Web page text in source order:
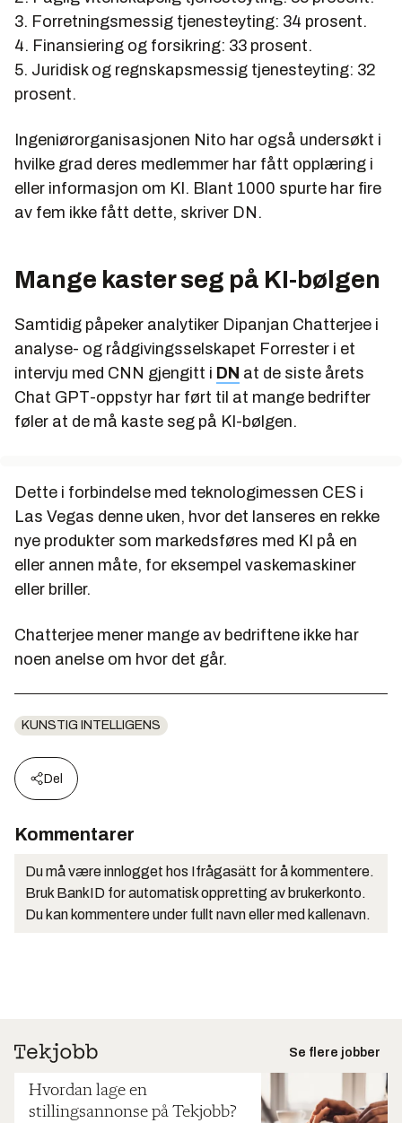
3. Forretningsmessig tjenesteyting: 34 prosent.
4. Finansiering og forsikring: 33 prosent.
5. Juridisk og regnskapsmessig tjenesteyting: 32
prosent.
Ingeniørorganisasjonen Nito har også undersøkt i
hvilke grad deres medlemmer har fått opplæring i
eller informasjon om KI. Blant 1000 spurte har fire
av fem ikke fått dette, skriver DN.
Mange kaster seg på KI-bølgen
Samtidig påpeker analytiker Dipanjan Chatterjee i
analyse- og rådgivingsselskapet Forrester i et
intervju med CNN gjengitt i DN at de siste årets
Chat GPT-oppstyr har ført til at mange bedrifter
føler at de må kaste seg på KI-bølgen.
Dette i forbindelse med teknologimessen CES i
Las Vegas denne uken, hvor det lanseres en rekke
nye produkter som markedsføres med KI på en
eller annen måte, for eksempel vaskemaskiner
eller briller.
Chatterjee mener mange av bedriftene ikke har
noen anelse om hvor det går.
KUNSTIG INTELLIGENS
Del
Kommentarer
Du må være innlogget hos Ifrågasätt for å kommentere.
Bruk BankID for automatisk oppretting av brukerkonto.
Du kan kommentere under fullt navn eller med kallenavn.
Se flere jobber
Hvordan lage en
stillingsannonse på Tekjobb?